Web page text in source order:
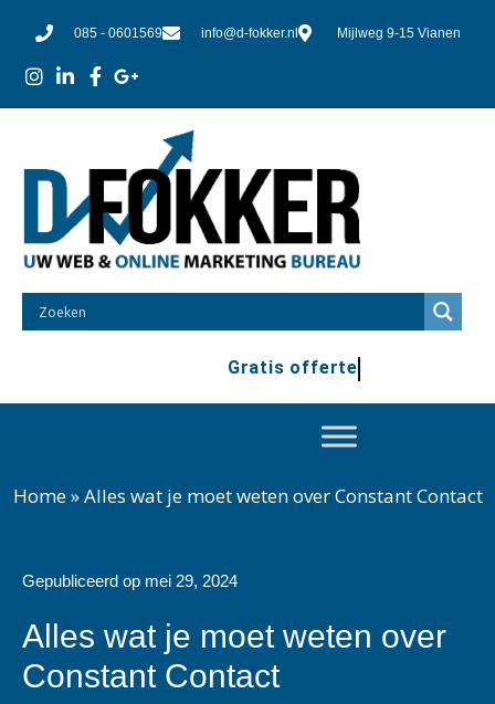
085 - 0601569 info@d-fokker.nl Mijlweg 9-15 Vianen
Gratis offerte
Home»Alles wat je moet weten over Constant Contact
Gepubliceerd op mei 29, 2024
Alles wat je moet weten over
Constant Contact